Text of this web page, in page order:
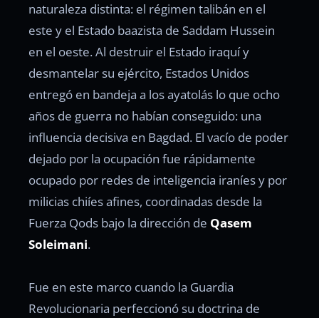
naturaleza distinta: el régimen talibán en el
este y el Estado baazista de Saddam Hussein
en el oeste. Al destruir el Estado iraquí y
desmantelar su ejército, Estados Unidos
entregó en bandeja a los ayatolás lo que ocho
años de guerra no habían conseguido: una
influencia decisiva en Bagdad. El vacío de poder
dejado por la ocupación fue rápidamente
ocupado por redes de inteligencia iraníes y por
milicias chiíes afines, coordinadas desde la
Fuerza Qods bajo la dirección de Qasem
Soleimani.
Fue en este marco cuando la Guardia
Revolucionaria perfeccionó su doctrina de